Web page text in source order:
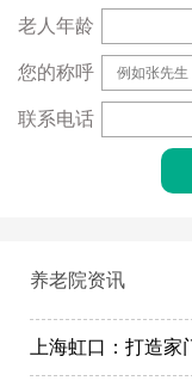
老人年龄
您的称呼
联系电话
养老院资讯
上海虹口：打造家